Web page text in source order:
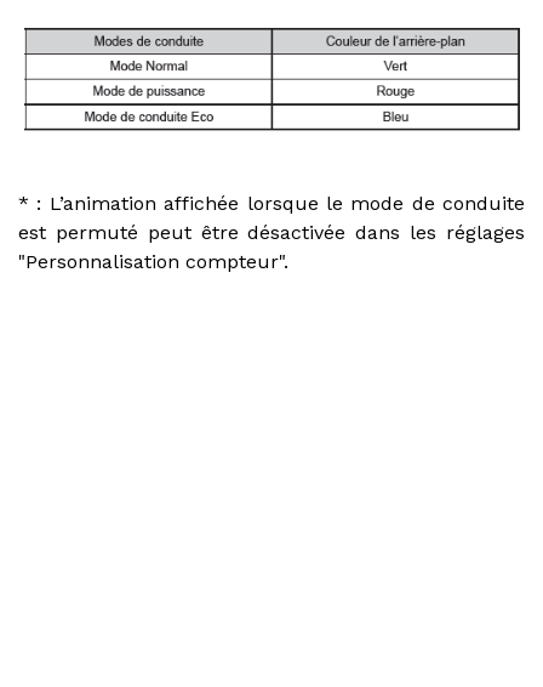
* : L’animation affichée lorsque le mode de conduite
est permuté peut être désactivée dans les réglages
"Personnalisation compteur".